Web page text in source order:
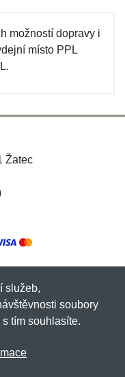
možností dopravy i
místo PPL
Žatec
Netnakup.cz
služeb,
soubory
tím souhlasíte.